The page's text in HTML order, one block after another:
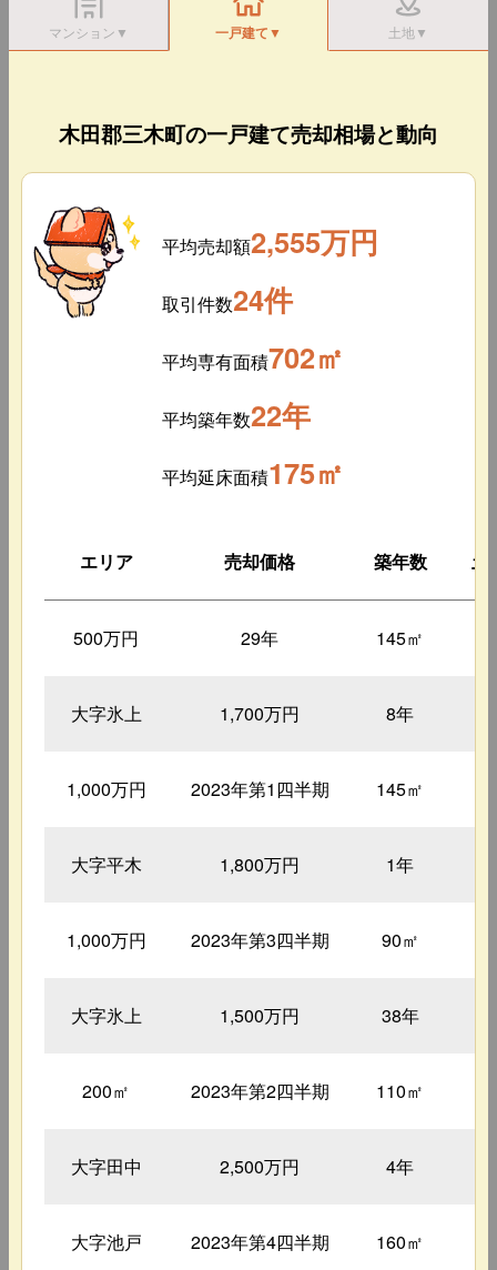
マンション▼ 一戸建て▼ 土地▼
木田郡三木町の一戸建て売却相場と動向
平均売却額2,555万円
取引件数24件
平均専有面積702㎡
平均築年数22年
平均延床面積175㎡
エリア 売却価格 築年数 土
500万円 29年 145㎡
大字氷上 1,700万円 8年
1,000万円 2023年第1四半期 145㎡
大字平木 1,800万円 1年
1,000万円 2023年第3四半期 90㎡
大字氷上 1,500万円 38年
200㎡ 2023年第2四半期 110㎡
大字田中 2,500万円 4年
大字池戸 2023年第4四半期 160㎡